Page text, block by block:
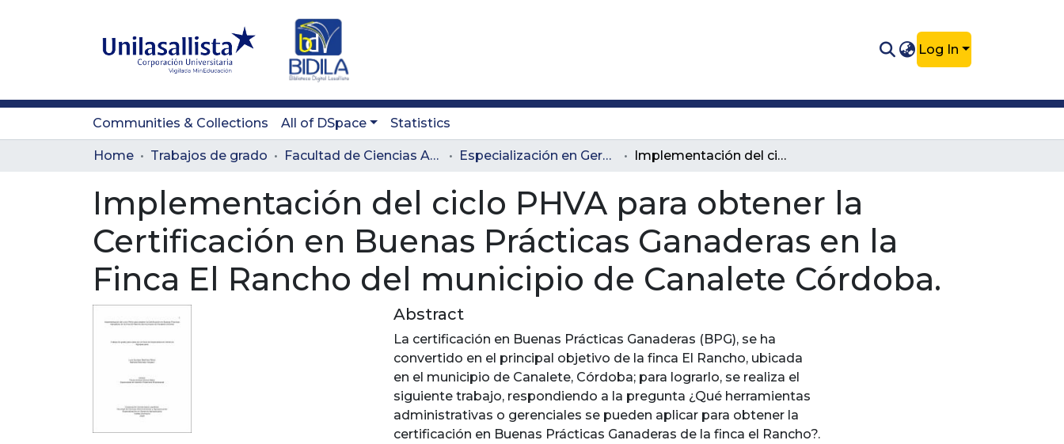
Log In
Communities & Collections All of DSpace Statistics
Home Trabajos de grado Facultad de Ciencias Administrativas y Agropecuarias Especialización en Gerencia Agropecuaria Implementación del ciclo PHVA para obtener la Certificación en Buenas Prácticas Ganaderas en la Finca El Rancho del municipio de Canalete Córdoba.
Implementación del ciclo PHVA para obtener la
Certificación en Buenas Prácticas Ganaderas en la
Finca El Rancho del municipio de Canalete Córdoba.
Abstract
La certificación en Buenas Prácticas Ganaderas (BPG), se ha
convertido en el principal objetivo de la finca El Rancho, ubicada
en el municipio de Canalete, Córdoba; para lograrlo, se realiza el
siguiente trabajo, respondiendo a la pregunta ¿Qué herramientas
administrativas o gerenciales se pueden aplicar para obtener la
certificación en Buenas Prácticas Ganaderas de la finca el Rancho?.